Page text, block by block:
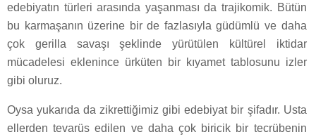
edebiyatın türleri arasında yaşanması da trajikomik. Bütün
bu karmaşanın üzerine bir de fazlasıyla güdümlü ve daha
çok gerilla savaşı şeklinde yürütülen kültürel iktidar
mücadelesi eklenince ürküten bir kıyamet tablosunu izler
gibi oluruz.
Oysa yukarıda da zikrettiğimiz gibi edebiyat bir şifadır. Usta
ellerden tevarüs edilen ve daha çok biricik bir tecrübenin